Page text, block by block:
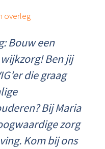
overleg
Bouw een
Ben jij
die graag
Bij Maria
zorg
Kom bij ons